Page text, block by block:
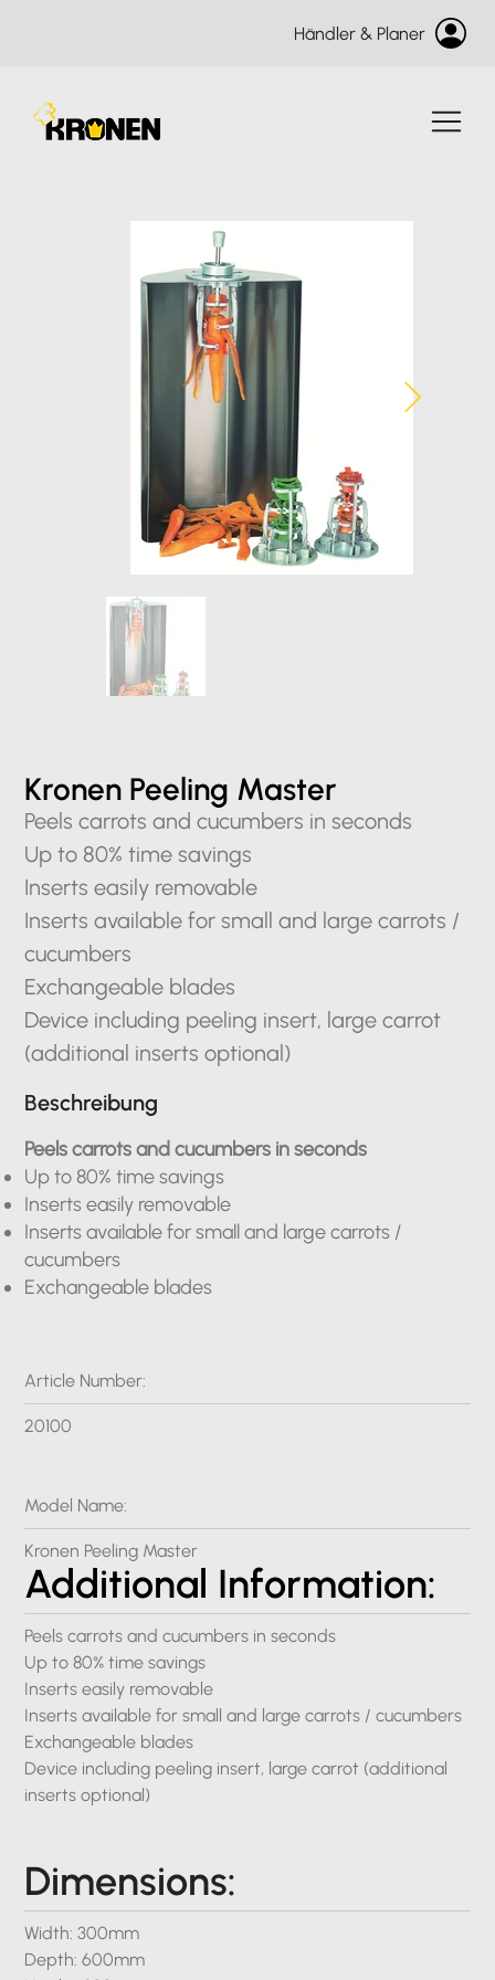
Händler & Planer
Kronen Peeling Master
Peels carrots and cucumbers in seconds
Up to 80% time savings
Inserts easily removable
Inserts available for small and large carrots /
cucumbers
Exchangeable blades
Device including peeling insert, large carrot
(additional inserts optional)
Beschreibung
Peels carrots and cucumbers in seconds
Up to 80% time savings
Inserts easily removable
Inserts available for small and large carrots /
cucumbers
Exchangeable blades
Article Number:
20100
Model Name:
Kronen Peeling Master
Additional Information:
Peels carrots and cucumbers in seconds
Up to 80% time savings
Inserts easily removable
Inserts available for small and large carrots / cucumbers
Exchangeable blades
Device including peeling insert, large carrot (additional
inserts optional)
Dimensions:
Width: 300mm
Depth: 600mm